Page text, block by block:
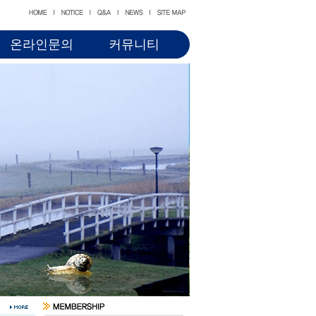
온라인문의 커뮤니티